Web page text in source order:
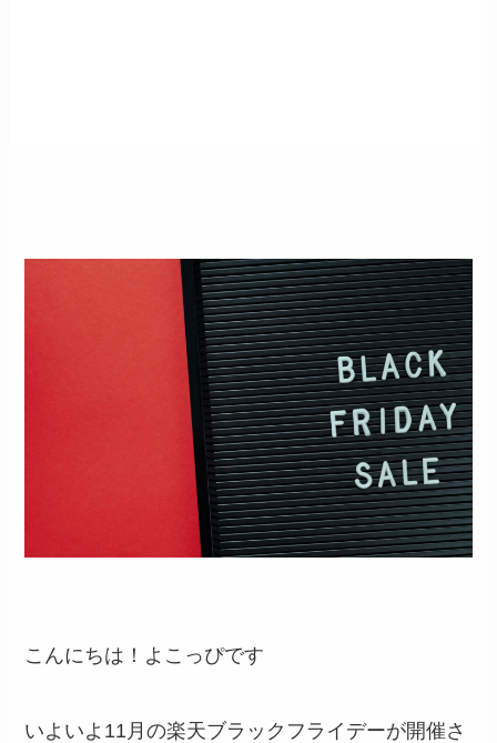
こんにちは！よこっぴです
いよいよ11月の楽天ブラックフライデーが開催さ